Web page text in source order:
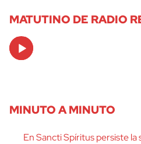
MATUTINO DE RADIO
Audio
Player
MINUTO A MINUTO
En Sancti Spíritus persiste la